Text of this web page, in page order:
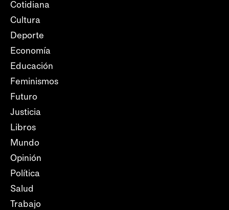
Cotidiana
Cultura
Deporte
Economía
Educación
Feminismos
Futuro
Justicia
Libros
Mundo
Opinión
Política
Salud
Trabajo